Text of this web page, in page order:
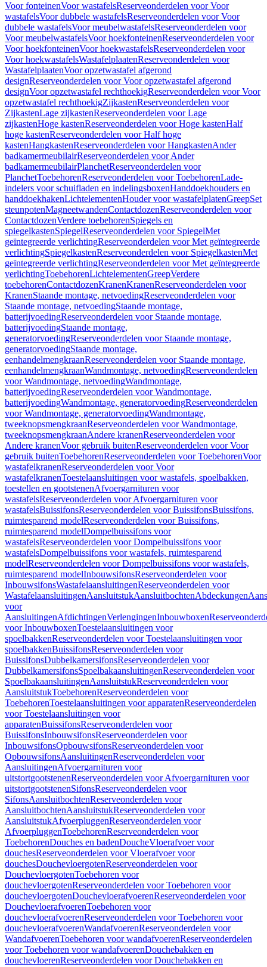
Voor fonteinenVoor wastafelsReserveonderdelen voor Voor
wastafelsVoor dubbele wastafelsReserveonderdelen voor Voor
dubbele wastafelsVoor meubelwastafelsReserveonderdelen voor
Voor meubelwastafelsVoor hoekfonteinenReserveonderdelen voor
Voor hoekfonteinenVoor hoekwastafelsReserveonderdelen voor
Voor hoekwastafelsWastafelplaatenReserveonderdelen voor
WastafelplaatenVoor opzetwastafel afgerond
designReserveonderdelen voor Voor opzetwastafel afgerond
designVoor opzetwastafel rechthoekigReserveonderdelen voor Voor
opzetwastafel rechthoekigZijkastenReserveonderdelen voor
ZijkastenLage zijkastenReserveonderdelen voor Lage
zijkastenHoge kastenReserveonderdelen voor Hoge kastenHalf
hoge kastenReserveonderdelen voor Half hoge
kastenHangkastenReserveonderdelen voor HangkastenAnder
badkamermeubilairReserveonderdelen voor Ander
badkamermeubilairPlanchetReserveonderdelen voor
PlanchetToebehorenReserveonderdelen voor ToebehorenLade-
indelers voor schuifladen en indelingsboxenHanddoekhouders en
handdoekhakenLichtelementenHouder voor wastafelplatenGreepSet
steunpotenMagneetwandenContactdozenReserveonderdelen voor
ContactdozenVerdere toebehorenSpiegels en
spiegelkastenSpiegelReserveonderdelen voor SpiegelMet
geïntegreerde verlichtingReserveonderdelen voor Met geïntegreerde
verlichtingSpiegelkastenReserveonderdelen voor SpiegelkastenMet
geïntegreerde verlichtingReserveonderdelen voor Met geïntegreerde
verlichtingToebehorenLichtelementenGreepVerdere
toebehorenContactdozenKranenKranenReserveonderdelen voor
KranenStaande montage, netvoedingReserveonderdelen voor
Staande montage, netvoedingStaande montage,
batterijvoedingReserveonderdelen voor Staande montage,
batterijvoedingStaande montage,
generatorvoedingReserveonderdelen voor Staande montage,
generatorvoedingStaande montage,
eenhandelmengkraanReserveonderdelen voor Staande montage,
eenhandelmengkraanWandmontage, netvoedingReserveonderdelen
voor Wandmontage, netvoedingWandmontage,
batterijvoedingReserveonderdelen voor Wandmontage,
batterijvoedingWandmontage, generatorvoedingReserveonderdelen
voor Wandmontage, generatorvoedingWandmontage,
tweeknopsmengkraanReserveonderdelen voor Wandmontage,
tweeknopsmengkraanAndere kranenReserveonderdelen voor
Andere kranenVoor gebruik buitenReserveonderdelen voor Voor
gebruik buitenToebehorenReserveonderdelen voor ToebehorenVoor
wastafelkranenReserveonderdelen voor Voor
wastafelkranenToestelaansluitingen voor wastafels, spoelbakken,
toestellen en gootstenenAfvoergarnituren voor
wastafelsReserveonderdelen voor Afvoergarnituren voor
wastafelsBuissifonsReserveonderdelen voor BuissifonsBuissifons,
ruimtesparend modelReserveonderdelen voor Buissifons,
ruimtesparend modelDompelbuissifons voor
wastafelsReserveonderdelen voor Dompelbuissifons voor
wastafelsDompelbuissifons voor wastafels, ruimtesparend
modelReserveonderdelen voor Dompelbuissifons voor wastafels,
ruimtesparend modelInbouwsifonsReserveonderdelen voor
InbouwsifonsWastafelaansluitingenReserveonderdelen voor
WastafelaansluitingenAansluitstukAansluitbochtenAbdeckungen
voor
AansluitingenAfdichtingenVerlengingenInbouwboxen
voor InbouwboxenToestelaansluitingen voor
spoelbakkenReserveonderdelen voor Toestelaansluitingen voor
spoelbakkenBuissifonsReserveonderdelen voor
BuissifonsDubbelkamersifonsReserveonderdelen voor
DubbelkamersifonsSpoelbakaansluitingenReserveonderdelen voor
SpoelbakaansluitingenAansluitstukReserveonderdelen voor
AansluitstukToebehorenReserveonderdelen voor
ToebehorenToestelaansluitingen voor apparatenReserveonderdelen
voor Toestelaansluitingen voor
apparatenBuissifonsReserveonderdelen voor
BuissifonsInbouwsifonsReserveonderdelen voor
InbouwsifonsOpbouwsifonsReserveonderdelen voor
OpbouwsifonsAansluitingenReserveonderdelen voor
AansluitingenAfvoergarnituren voor
uitstortgootstenenReserveonderdelen voor Afvoergarnituren voor
uitstortgootstenenSifonsReserveonderdelen voor
SifonsAansluitbochtenReserveonderdelen voor
AansluitbochtenAansluitstukReserveonderdelen voor
AansluitstukAfvoerpluggenReserveonderdelen voor
AfvoerpluggenToebehorenReserveonderdelen voor
ToebehorenDouches en badenDoucheVloerafvoer voor
douchesReserveonderdelen voor Vloerafvoer voor
douchesDouchevloergotenReserveonderdelen voor
DouchevloergotenToebehoren voor
douchevloergotenReserveonderdelen voor Toebehoren voor
douchevloergotenDouchevloerafvoerenReserveonderdelen voor
DouchevloerafvoerenToebehoren voor
douchevloerafvoerenReserveonderdelen voor Toebehoren voor
douchevloerafvoerenWandafvoerenReserveonderdelen voor
WandafvoerenToebehoren voor wandafvoerenReserveonderdelen
voor Toebehoren voor wandafvoerenDouchebakken en
douchevloerenReserveonderdelen voor Douchebakken en